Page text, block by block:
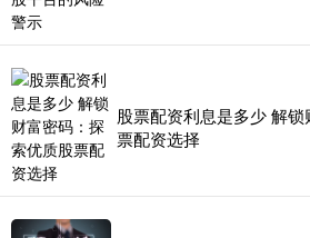
股票配资利息是多少 解
票配资选择